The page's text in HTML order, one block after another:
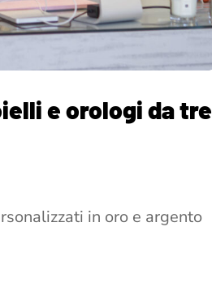
e orologi da tre
in oro e argento